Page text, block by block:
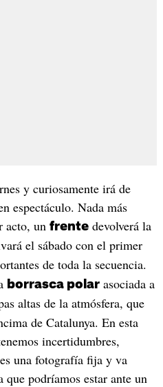
y curiosamente irá de
espectáculo. Nada más
acto, un frentedevolverá la
el sábado con el primer
de toda la secuencia.
borrasca polarasociada a
altas de la atmósfera, que
de Catalunya. En esta
incertidumbres,
una fotografía fija y va
podríamos estar ante un